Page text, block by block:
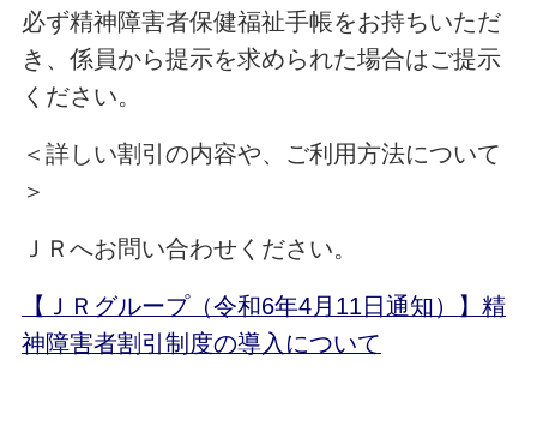
必ず精神障害者保健福祉手帳をお持ちいただ
き、係員から提示を求められた場合はご提示
ください。
＜詳しい割引の内容や、ご利用方法について
＞
ＪＲへお問い合わせください。
【ＪＲグループ（令和6年4月11日通知）】精
神障害者割引制度の導入について